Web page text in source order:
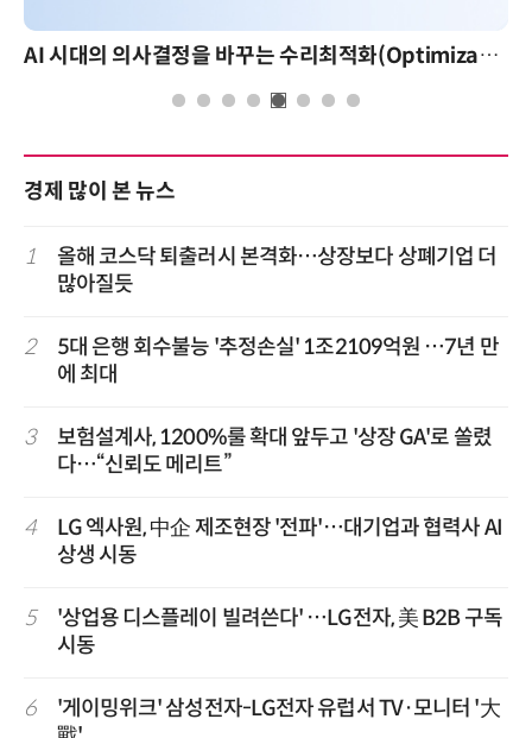
AI 시대의 의사결정을 바꾸는 수리최적화(Optimization): 실제 산업 적용 사례와 활용 전략
경제 많이 본 뉴스
1
올해 코스닥 퇴출러시 본격화…상장보다 상폐기업 더
많아질듯
2
5대 은행 회수불능 '추정손실' 1조2109억원 …7년 만
에 최대
3
보험설계사, 1200%룰 확대 앞두고 '상장 GA'로 쏠렸
다…“신뢰도 메리트”
4
LG 엑사원, 中企 제조현장 '전파'…대기업과 협력사 AI
상생 시동
5
'상업용 디스플레이 빌려쓴다' …LG전자, 美 B2B 구독
시동
6
'게이밍위크' 삼성전자-LG전자 유럽서 TV·모니터 '大